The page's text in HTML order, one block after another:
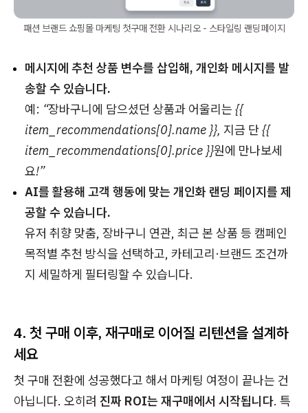
패션 브랜드 쇼핑몰 마케팅 첫구매 전환 시나리오 - 스타일링 랜딩페이지
메시지에 추천 상품 변수를 삽입해, 개인화 메시지를 발
송할 수 있습니다.
예: “장바구니에 담으셨던 상품과 어울리는 {{
item_recommendations[0].name }}, 지금 단 {{
item_recommendations[0].price }}원에 만나보세
요!”
AI를 활용해 고객 행동에 맞는 개인화 랜딩 페이지를 제
공할 수 있습니다.
유저 취향 맞춤, 장바구니 연관, 최근 본 상품 등 캠페인
목적별 추천 방식을 선택하고, 카테고리·브랜드 조건까
지 세밀하게 필터링할 수 있습니다.
4. 첫 구매 이후, 재구매로 이어질 리텐션을 설계하
세요
첫 구매 전환에 성공했다고 해서 마케팅 여정이 끝나는 건
아닙니다. 오히려 진짜 ROI는 재구매에서 시작됩니다. 특